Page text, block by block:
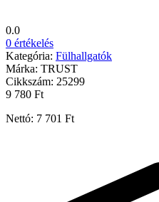
0.0
0 értékelés
Kategória: Fülhallgatók
Márka: TRUST
Cikkszám: 25299
9 780 Ft
Nettó: 7 701 Ft